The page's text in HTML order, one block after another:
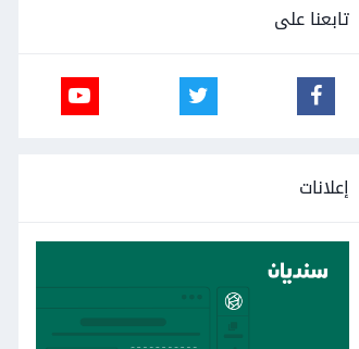
تابعنا على
إعلانات